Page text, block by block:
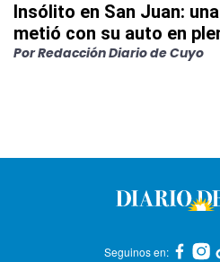
Insólito en San Juan:
metió con su auto en
PorRedacción Diario de Cuyo
Seguinos en: